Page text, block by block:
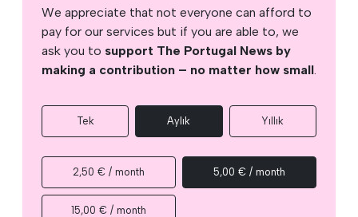
We appreciate that not everyone can afford to
pay for our services but if you are able to, we
ask you to support The Portugal News by
making a contribution – no matter how small.
Tek Aylık Yıllık
2,50 € / month 5,00 € / month
15,00 € / month